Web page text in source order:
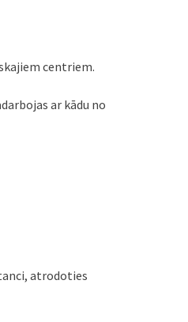
centriem.
ar kādu no
atrodoties